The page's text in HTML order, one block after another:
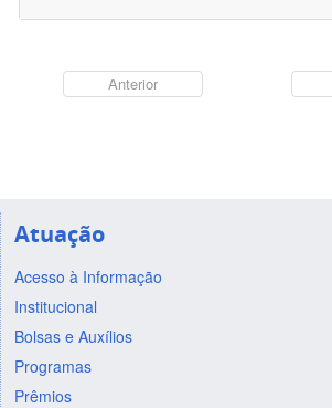
Anterior
Atuação
Acesso à Informação
Institucional
Bolsas e Auxílios
Programas
Prêmios